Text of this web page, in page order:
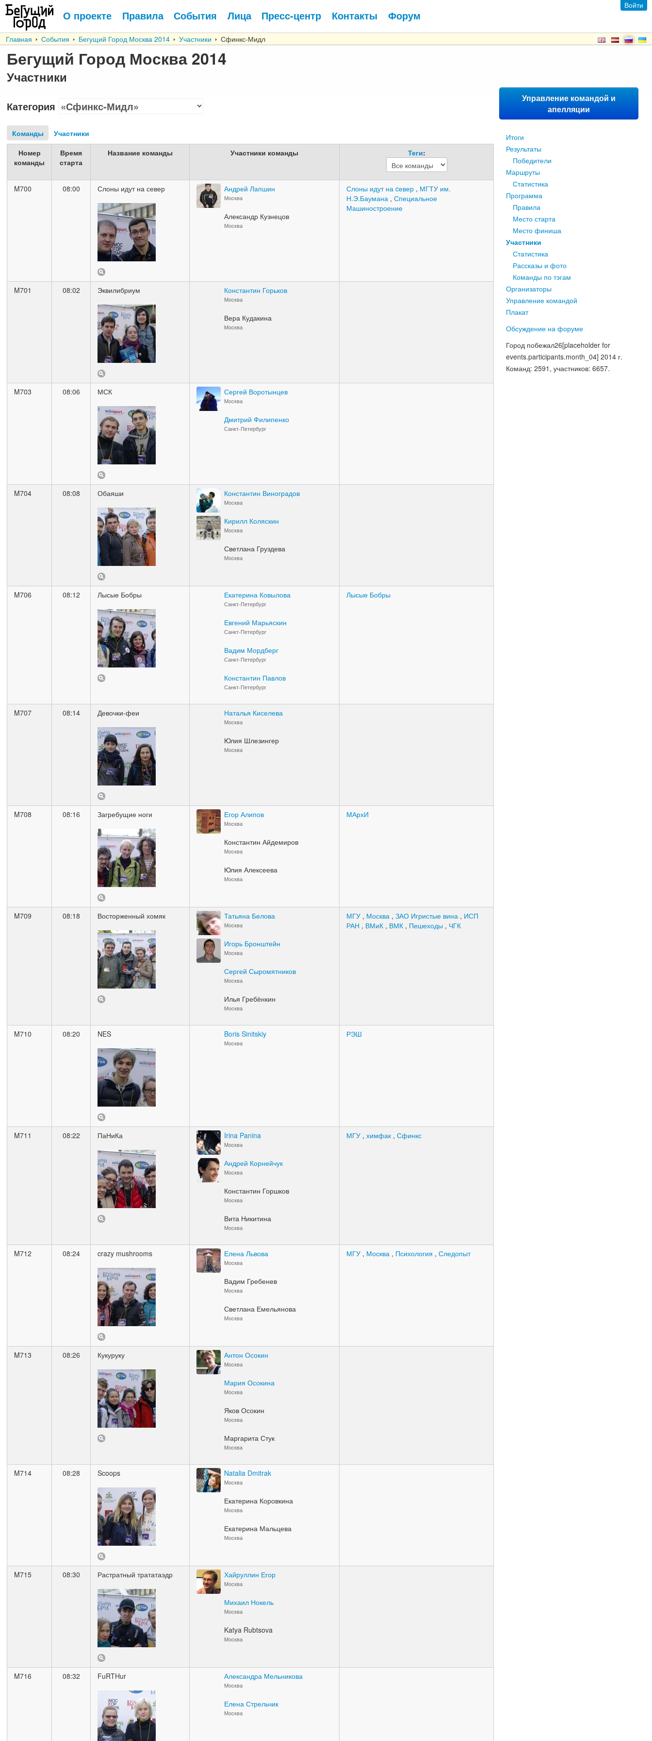
Войти
О проекте Правила События Лица Пресс-центр Контакты Форум
Главная События Бегущий Город Москва 2014 Участники Сфинкс-Мидл
Бегущий Город Москва 2014
Участники
Управление командой и
апелляции
Итоги
Результаты
Победители
Маршруты
Статистика
Программа
Правила
Место старта
Место финиша
Участники
Статистика
Рассказы и фото
Команды по тэгам
Организаторы
Управление командой
Плакат
Обсуждение на форуме
Город побежал26[placeholder for
events.participants.month_04] 2014 г.
Команд: 2591, участников: 6657.
Категория
Команды Участники
Номер
команды
Время
старта
Название команды Участники команды Теги:
M700 08:00 Слоны идут на север Андрей Лапшин
Москва
Александр Кузнецов
Москва
Слоны идут на cевер , МГТУ им.
Н.Э.Баумана , Специальное
Машиностроение
M701 08:02 Эквилибриум Константин Горьков
Москва
Вера Кудакина
Москва
M703 08:06 МСК Сергей Воротынцев
Москва
Дмитрий Филипенко
Санкт-Петербург
M704 08:08 Обаяши Константин Виноградов
Москва
Кирилл Коляскин
Москва
Светлана Груздева
Москва
M706 08:12 Лысые Бобры Екатерина Ковылова
Санкт-Петербург
Евгений Марьяскин
Санкт-Петербург
Вадим Мордберг
Санкт-Петербург
Константин Павлов
Санкт-Петербург
Лысые Бобры
M707 08:14 Девочки-феи Наталья Киселева
Москва
Юлия Шлезингер
Москва
M708 08:16 Загребущие ноги Егор Алипов
Москва
Константин Айдемиров
Москва
Юлия Алексеева
Москва
МАрхИ
M709 08:18 Восторженный хомяк Татьяна Белова
Москва
Игорь Бронштейн
Москва
Сергей Сыромятников
Москва
Илья Гребёнкин
Москва
МГУ , Москва , ЗАО Игристые вина , ИСП
РАН , ВМиК , ВМК , Пешеходы , ЧГК
M710 08:20 NES Boris Sinitskiy
Москва
РЭШ
M711 08:22 ПаНиКа Irina Panina
Москва
Андрей Корнейчук
Москва
Константин Горшков
Москва
Вита Никитина
Москва
МГУ , химфак , Сфинкс
M712 08:24 crazy mushrooms Елена Львова
Москва
Вадим Гребенев
Москва
Светлана Емельянова
Москва
МГУ , Москва , Психология , Следопыт
M713 08:26 Кукуруку Антон Осокин
Москва
Мария Осокина
Москва
Яков Осокин
Москва
Маргарита Стук
Москва
M714 08:28 Scoops Natalia Dmitrak
Москва
Екатерина Коровкина
Москва
Екатерина Мальцева
Москва
M715 08:30 Растратный трататаэдр Хайруллин Егор
Москва
Михаил Нокель
Москва
Katya Rubtsova
Москва
M716 08:32 FuRTHur Александра Мельникова
Москва
Елена Стрельчик
Москва